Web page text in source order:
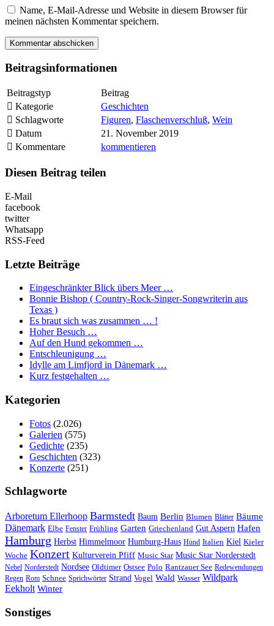
Name, E-Mail-Adresse und Website in diesem Browser für
meinen nächsten Kommentar speichern.
Beitragsinformationen
Beitragstyp
Beitrag
Kategorie
Geschichten
Schlagworte
Figuren, Flaschenverschluß, Wein
Datum
21. November 2019
Kommentare
kommentieren
Diesen Beitrag teilen
E-Mail
facebook
twitter
Whatsapp
RSS-Feed
Letzte Beiträge
Eingeschränkter Blick übers Meer …
Bonnie Bishop ( Country-Rock-Singer-Songwriterin aus
Texas )
Es braut sich was zusammen … !
Hoher Besuch …
Auf den Hund gekommen …
Entschleunigung …
Idylle am Limfjord in Dänemark …
Kurz festgehalten …
Kategorien
Fotos (2.026)
Galerien (575)
Gedichte (235)
Geschichten (323)
Konzerte (251)
Schlagworte
Arboretum Ellerhoop Barmstedt Baum Berlin Blumen Blätter Bäume
Dänemark Elbe Fenster Frühling Garten Griechenland Gut Aspern Hafen
Hamburg Herbst Himmelmoor Humburg-Haus Hund Italien Kiel Kieler
Woche Konzert Kulturverein Pfiff Music Star Music Star Norderstedt
Nebel Norderstedt Nordsee Oldtimer Ostsee Polo Rantzauer See Redewendungen
Regen Rom Schnee Sprichwörter Strand Vogel Wald Wasser Wildpark
Eekholt Winter
Sonstiges